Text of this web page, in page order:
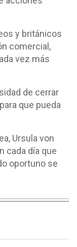
y británicos
comercial,
vez más
de cerrar
que pueda
Ursula von
cada día que
oportuno se